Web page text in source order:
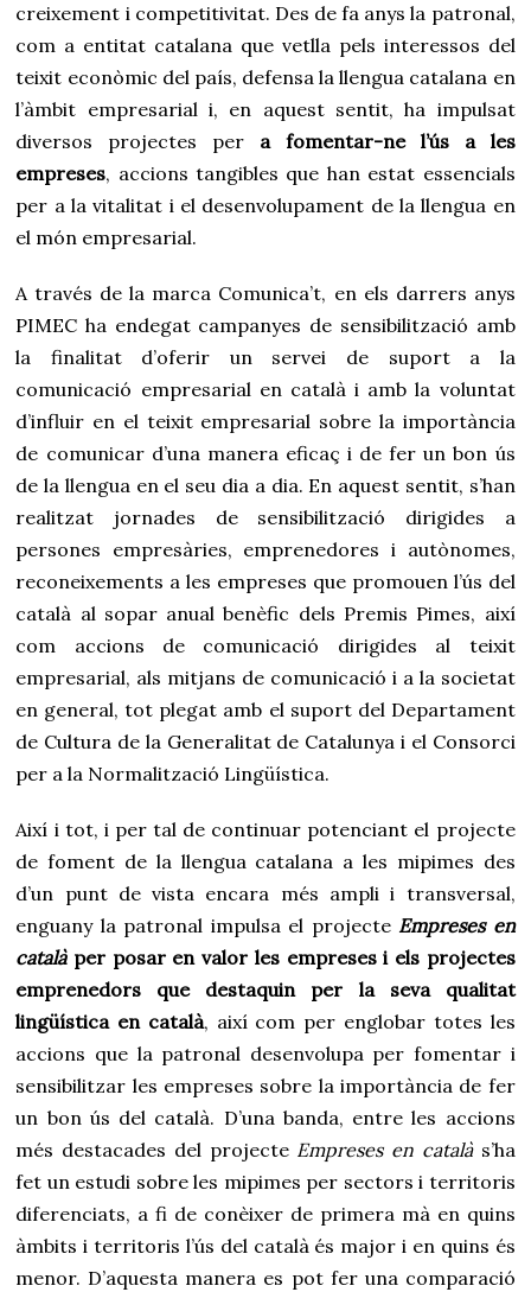
creixement i competitivitat. Des de fa anys la patronal,
com a entitat catalana que vetlla pels interessos del
teixit econòmic del país, defensa la llengua catalana en
l’àmbit empresarial i, en aquest sentit, ha impulsat
diversos projectes per a fomentar-ne l’ús a les
empreses, accions tangibles que han estat essencials
per a la vitalitat i el desenvolupament de la llengua en
el món empresarial.
A través de la marca Comunica’t, en els darrers anys
PIMEC ha endegat campanyes de sensibilització amb
la finalitat d’oferir un servei de suport a la
comunicació empresarial en català i amb la voluntat
d’influir en el teixit empresarial sobre la importància
de comunicar d’una manera eficaç i de fer un bon ús
de la llengua en el seu dia a dia. En aquest sentit, s’han
realitzat jornades de sensibilització dirigides a
persones empresàries, emprenedores i autònomes,
reconeixements a les empreses que promouen l’ús del
català al sopar anual benèfic dels Premis Pimes, així
com accions de comunicació dirigides al teixit
empresarial, als mitjans de comunicació i a la societat
en general, tot plegat amb el suport del Departament
de Cultura de la Generalitat de Catalunya i el Consorci
per a la Normalització Lingüística.
Així i tot, i per tal de continuar potenciant el projecte
de foment de la llengua catalana a les mipimes des
d’un punt de vista encara més ampli i transversal,
enguany la patronal impulsa el projecte Empreses en
catalàper posar en valor les empreses i els projectes
emprenedors que destaquin per la seva qualitat
lingüística en català, així com per englobar totes les
accions que la patronal desenvolupa per fomentar i
sensibilitzar les empreses sobre la importància de fer
un bon ús del català. D’una banda, entre les accions
més destacades del projecte Empreses en catalàs’ha
fet un estudi sobre les mipimes per sectors i territoris
diferenciats, a fi de conèixer de primera mà en quins
àmbits i territoris l’ús del català és major i en quins és
menor. D’aquesta manera es pot fer una comparació